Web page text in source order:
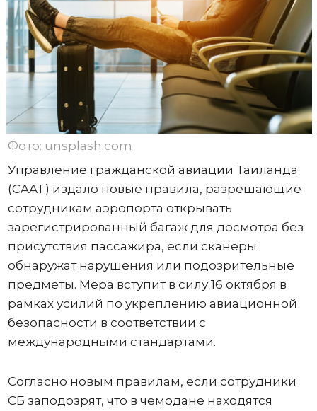
Фото: unsplash.com
Управление гражданской авиации Таиланда
(CAAT) издало новые правила, разрешающие
сотрудникам аэропорта открывать
зарегистрированный багаж для досмотра без
присутствия пассажира, если сканеры
обнаружат нарушения или подозрительные
предметы. Мера вступит в силу 16 октября в
рамках усилий по укреплению авиационной
безопасности в соответствии с
международными стандартами.
Согласно новым правилам, если сотрудники
СБ заподозрят, что в чемодане ​​находятся